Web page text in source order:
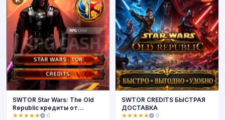
SWTOR Star Wars: The Old
Republic кредиты от
Rpgcash
★★★★★ 0
SWTOR CREDITS БЫСТРАЯ
ДОСТАВКА
★★★★★ 0